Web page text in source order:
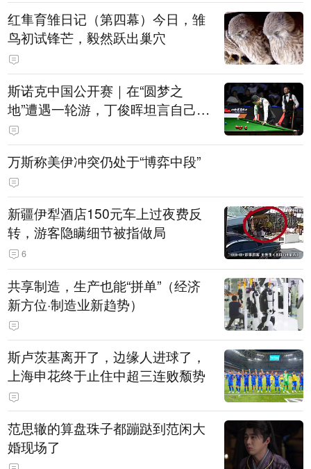
红隼育雏日记（第四幕）今日，雏
鸟初试锋芒，毅然跃出巢穴
斯诺克中国公开赛｜在“圆梦之
地”遭遇一轮游，丁俊晖坦言自己状
态起伏是常态
万斯称美伊冲突仍处于“博弈中段”
新疆伊犁酒店150元车上过夜费反
转，游客隐瞒细节被指做局
6
共享制造，生产也能“拼单”（经济
新方位·制造业新趋势）
斯卢茨基离开了，边缘人进球了，
上海申花终于止住中超三连败颓势
范思辙的算盘珠子都蹦跶到范闲大
婚现场了